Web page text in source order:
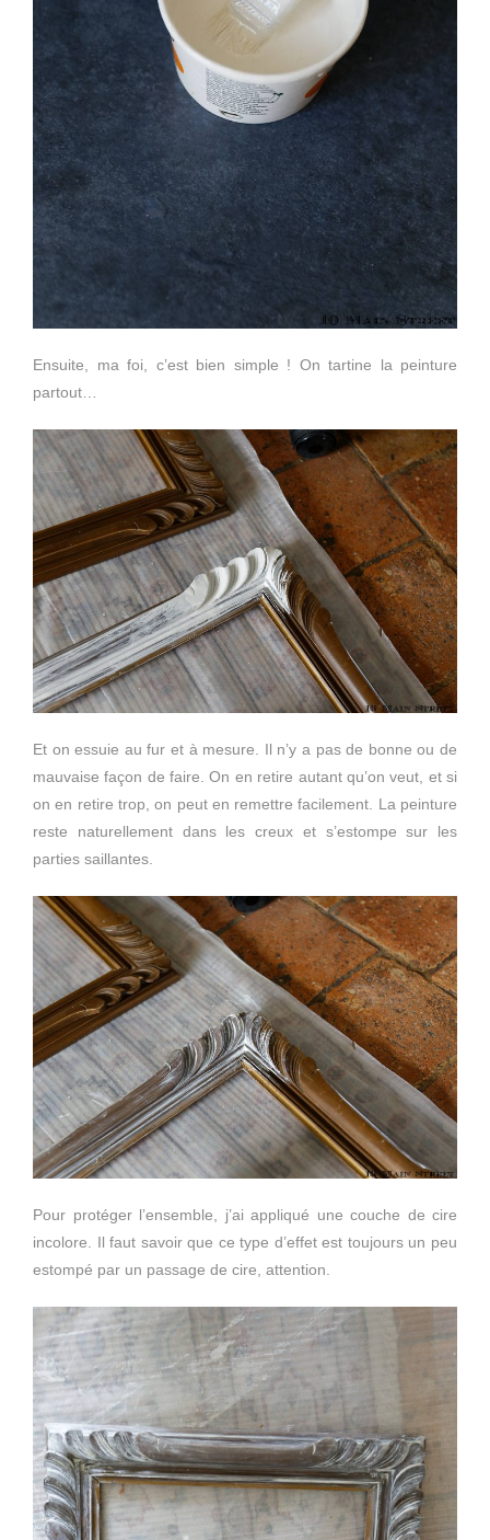
Ensuite, ma foi, c’est bien simple ! On tartine la peinture
partout…
Et on essuie au fur et à mesure. Il n’y a pas de bonne ou de
mauvaise façon de faire. On en retire autant qu’on veut, et si
on en retire trop, on peut en remettre facilement. La peinture
reste naturellement dans les creux et s’estompe sur les
parties saillantes.
Pour protéger l’ensemble, j’ai appliqué une couche de cire
incolore. Il faut savoir que ce type d’effet est toujours un peu
estompé par un passage de cire, attention.